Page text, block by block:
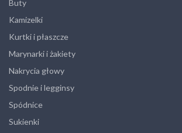
Buty
Kamizelki
Kurtki i płaszcze
Marynarki i żakiety
Nakrycia głowy
Spodnie i legginsy
Spódnice
Sukienki